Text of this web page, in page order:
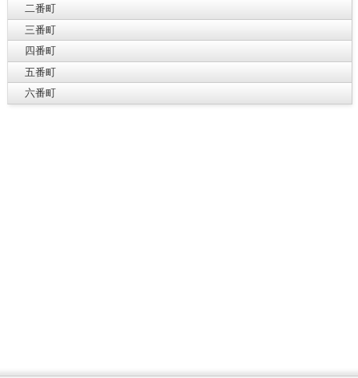
二番町
三番町
四番町
五番町
六番町